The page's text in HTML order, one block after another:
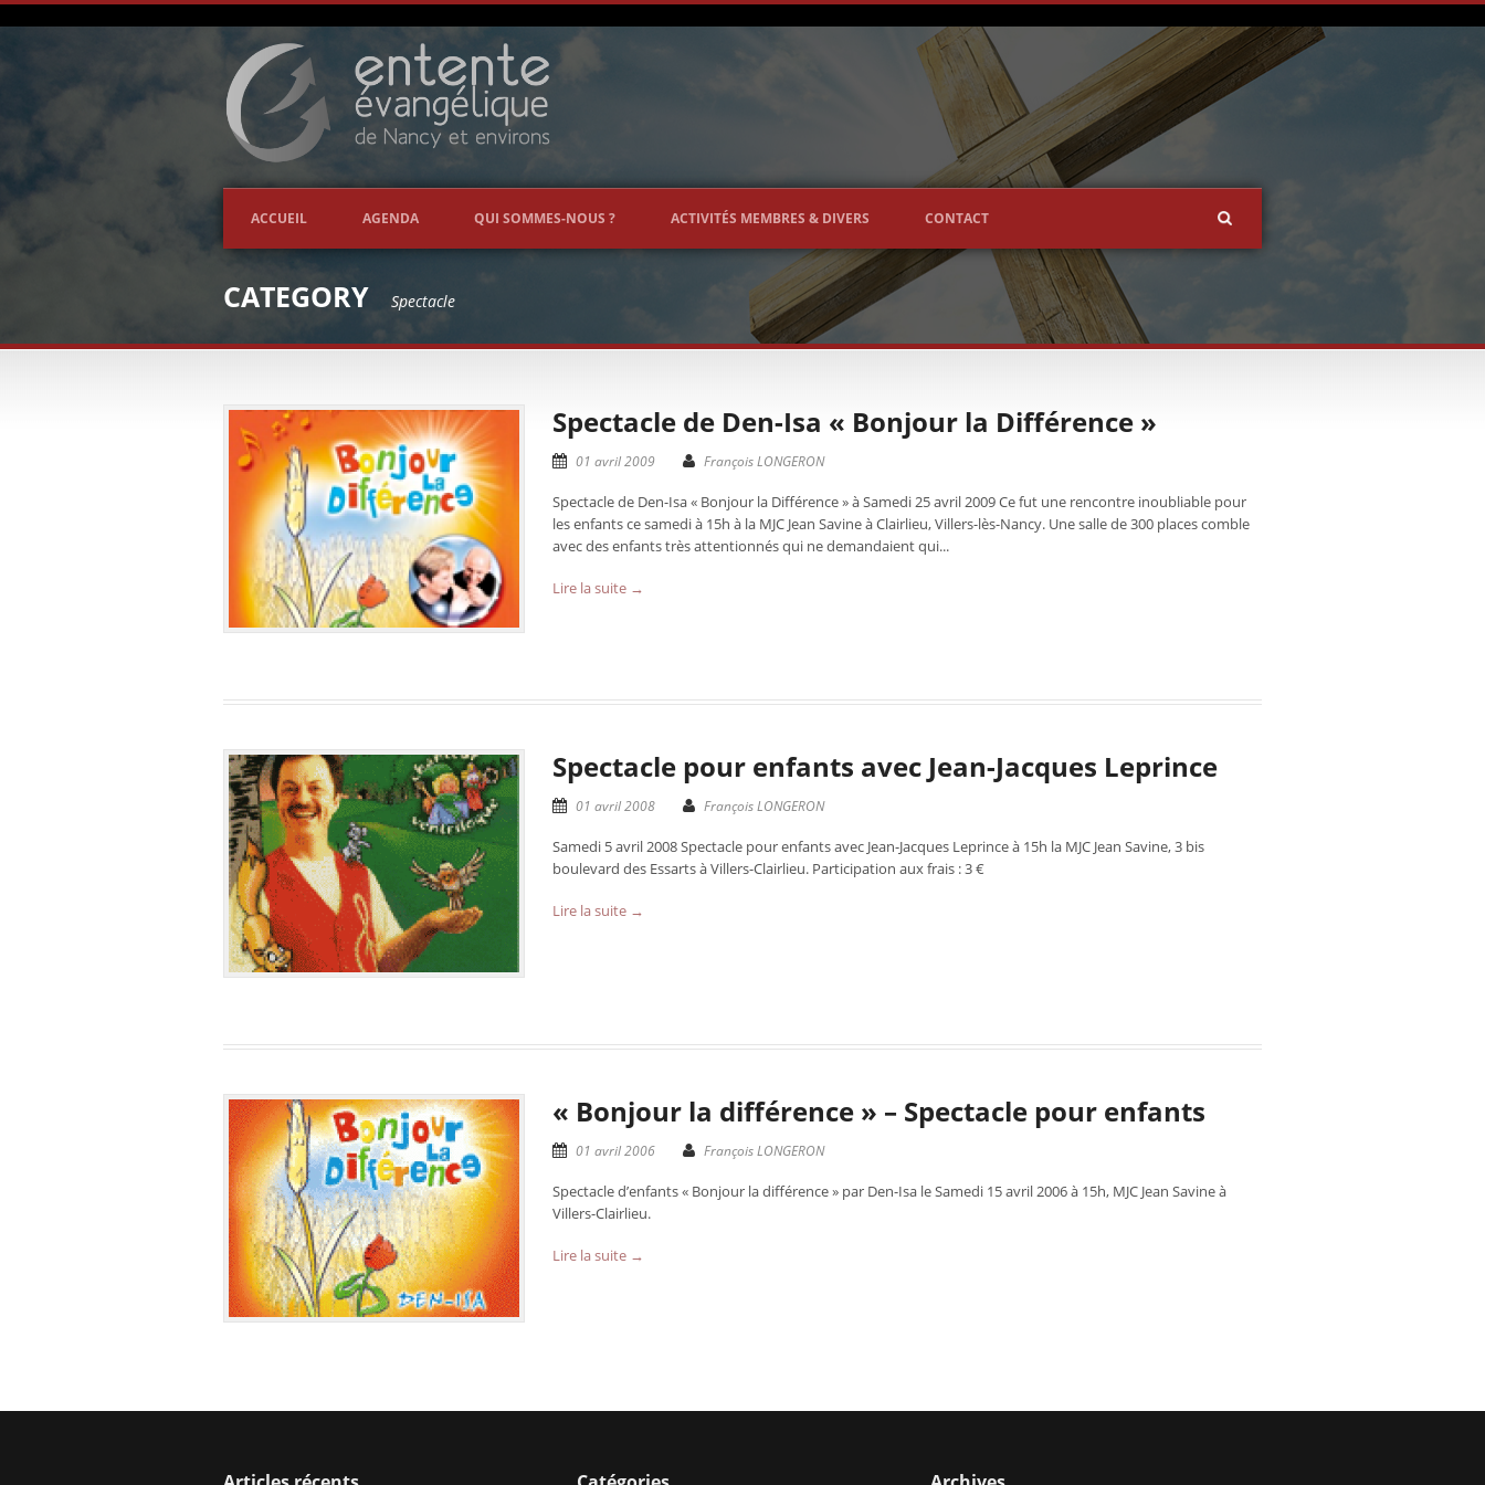
ACCUEIL AGENDA QUI SOMMES-NOUS ? ACTIVITÉS MEMBRES & DIVERS CONTACT
CATEGORY Spectacle
Spectacle de Den-Isa « Bonjour la Différence »
01 avril 2009 François LONGERON
Spectacle de Den-Isa « Bonjour la Différence » à Samedi 25 avril 2009 Ce fut une rencontre inoubliable pour
les enfants ce samedi à 15h à la MJC Jean Savine à Clairlieu, Villers-lès-Nancy. Une salle de 300 places comble
avec des enfants très attentionnés qui ne demandaient qui...
Lire la suite →
Spectacle pour enfants avec Jean-Jacques Leprince
01 avril 2008 François LONGERON
Samedi 5 avril 2008 Spectacle pour enfants avec Jean-Jacques Leprince à 15h la MJC Jean Savine, 3 bis
boulevard des Essarts à Villers-Clairlieu. Participation aux frais : 3 €
Lire la suite →
« Bonjour la différence » – Spectacle pour enfants
01 avril 2006 François LONGERON
Spectacle d’enfants « Bonjour la différence » par Den-Isa le Samedi 15 avril 2006 à 15h, MJC Jean Savine à
Villers-Clairlieu.
Lire la suite →